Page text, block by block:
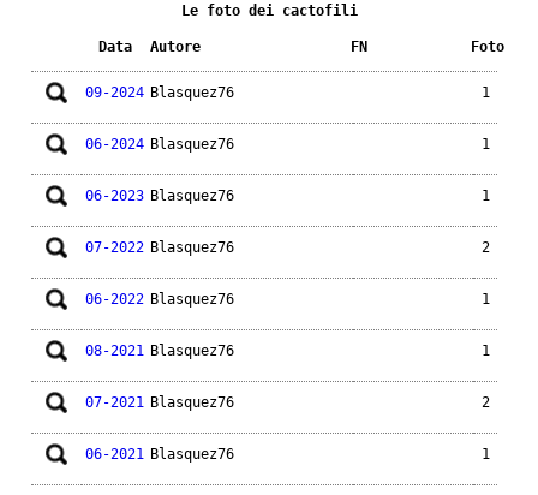
Le foto dei cactofili
Data Autore FN Foto
09-2024 Blasquez76 1
06-2024 Blasquez76 1
06-2023 Blasquez76 1
07-2022 Blasquez76 2
06-2022 Blasquez76 1
08-2021 Blasquez76 1
07-2021 Blasquez76 2
06-2021 Blasquez76 1